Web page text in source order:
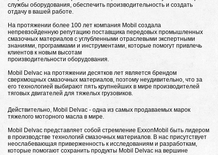
службы оборудования, обеспечить производительность и создать
отдачу в вашей работе.
На протяжении более 100 лет компания Mobil создала
непревзойденную репутацию поставщика передовых промышленных
смазочных материалов с углубленными отраслевыми экспертными
знаниями, программами и инструментами, которые помогут привлечь
клиентов к новым высотам
производительности оборудования.
Mobil Delvac на протяжении десятков лет является брендом
сверхмощных смазочных материалов, поэтому неудивительно, что за
его технологией выбирают пять крупнейших в мире производителей
тяговых двигателей для тяжелых грузовиков.
Действительно, Mobil Delvac - одна из самых продаваемых марок
тяжелого моторного масла в мире.
Mobil Delvac представляет собой стремление ExxonMobil быть лидером
в производстве технологий смазочных материалов. В нас присутствует
неослабевающая приверженность к исследованиям и разработкам,
которые помогают сохранить продукты Mobil Delvac на вершине